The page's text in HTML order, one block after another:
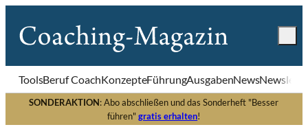
ToolsBeruf CoachKonzepteFührungAusgabenNews
SONDERAKTION: Abo abschließen und das Sonderheft "Besser
führen"gratis erhalten!